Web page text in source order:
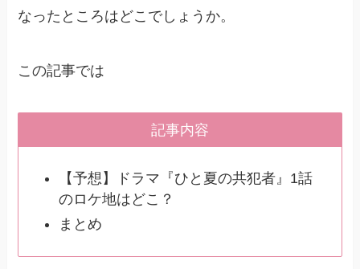
なったところはどこでしょうか。
この記事では
記事内容
【予想】ドラマ『ひと夏の共犯者』1話
のロケ地はどこ？
まとめ